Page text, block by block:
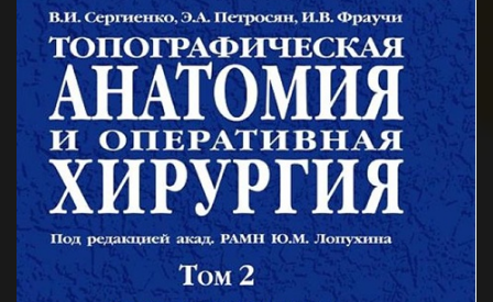
и профилактики меланомы...